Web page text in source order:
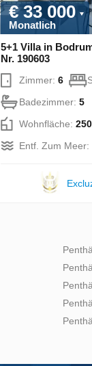
€ 33 000
Monatlich
5+1 Villa in
Nr. 190603
Zimmer: 6
Badezimmer: 5
Wohnfläche:
Entf. Zum Meer: